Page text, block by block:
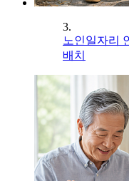
3.
노인일자리
배치